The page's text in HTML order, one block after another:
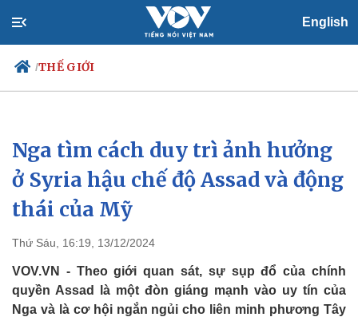
English
/THẾ GIỚI
Chính trị
Đảng
Tổ chức nhân sự
Quốc hội
Xã hội
Tin 24h
Dự báo thời tiết
Nga tìm cách duy trì ảnh hưởng
ở Syria hậu chế độ Assad và động
thái của Mỹ
Thứ Sáu, 16:19, 13/12/2024
VOV.VN - Theo giới quan sát, sự sụp đổ của chính
quyền Assad là một đòn giáng mạnh vào uy tín của
Nga và là cơ hội ngắn ngủi cho liên minh phương Tây